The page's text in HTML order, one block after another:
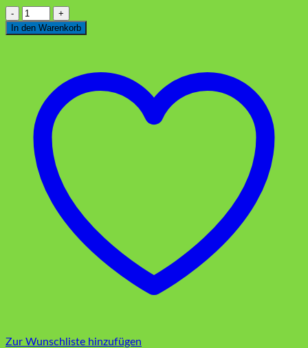
Eyüp
Sabri
Tuncer
Stück
Menge
In den Warenkorb
Zur Wunschliste hinzufügen